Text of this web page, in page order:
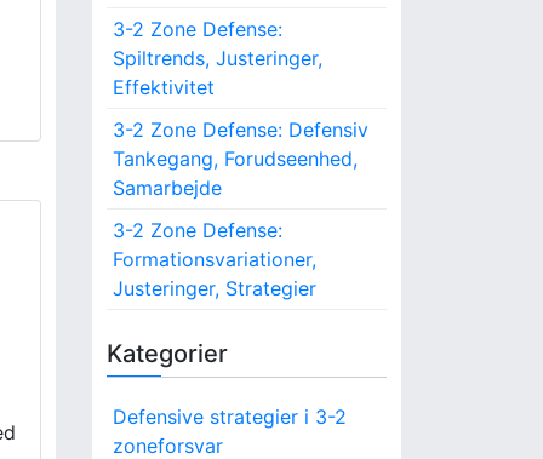
3-2 Zone Defense:
Spiltrends, Justeringer,
Effektivitet
3-2 Zone Defense: Defensiv
Tankegang, Forudseenhed,
Samarbejde
3-2 Zone Defense:
Formationsvariationer,
Justeringer, Strategier
Kategorier
Defensive strategier i 3-2
zoneforsvar